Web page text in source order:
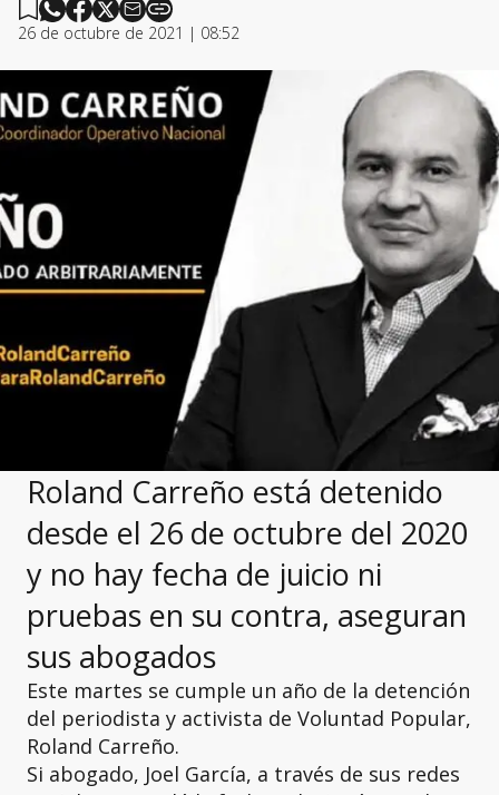
26 de octubre de 2021 | 08:52
Roland Carreño está detenido
desde el 26 de octubre del 2020
y no hay fecha de juicio ni
pruebas en su contra, aseguran
sus abogados
Este martes se cumple un año de la detención
del periodista y activista de Voluntad Popular,
Roland Carreño.
Si abogado, Joel García, a través de sus redes